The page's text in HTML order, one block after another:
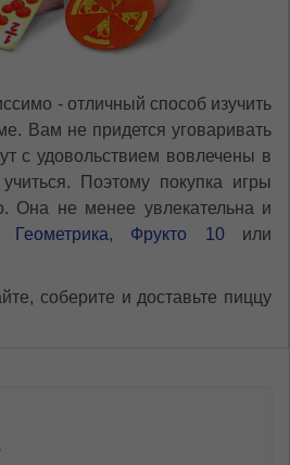
- отличный способ изучить
Вам не придется уговаривать
с удовольствием вовлечены в
Поэтому покупка игры
Она не менее увлекательна и
Геометрика, Фрукто 10или
соберите и доставьте пиццу